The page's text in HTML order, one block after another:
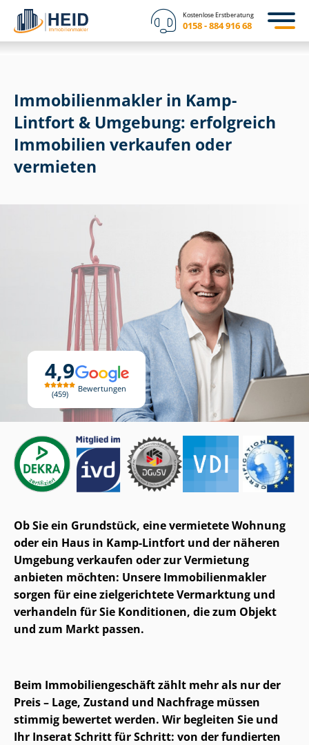
Kostenlose Erstberatung
0158 - 884 916 68
4,9
459
Bewertungen
Im­mo­bi­li­en­mak­ler in Kamp-
Lintfort & Umgebung: erfolgreich
Immobilien verkaufen oder
vermieten
Ob Sie ein Grundstück, eine vermietete Wohnung
oder ein Haus in Kamp-Lintfort und der näheren
Umgebung verkaufen oder zur Vermietung
anbieten möchten: Unsere Im­mo­bi­li­en­mak­ler
sorgen für eine zielgerichtete Vermarktung und
verhandeln für Sie Konditionen, die zum Objekt
und zum Markt passen.
Beim Im­mo­bi­li­en­ge­schäft zählt mehr als nur der
Preis – Lage, Zustand und Nachfrage müssen
stimmig bewertet werden. Wir begleiten Sie und
Ihr Inserat Schritt für Schritt: von der fundierten